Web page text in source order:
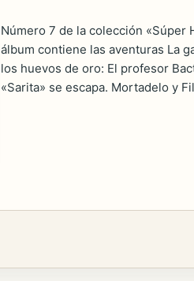
Número 7 de la colección «Súper
álbum contiene las aventuras La
los huevos de oro: El profesor
«Sarita» se escapa. Mortadelo y